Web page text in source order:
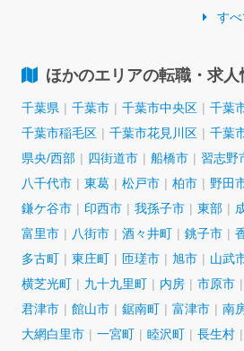
す
ほかのエリアの転職・求人
千葉県 千葉市 千葉市中央区
千葉
千葉市稲毛区
千葉市花見川区 千葉
県央/西部
四街道市 船橋市 習志野
八千代市
東葛 松戸市 柏市 野田
鎌ケ谷市
印西市 我孫子市 東部
富里市
八街市 酒々井町 銚子市
多古町
東庄町 匝瑳市 旭市 山武
横芝光町
九十九里町 内房 市原市
君津市
館山市 鋸南町 富津市 南
大網白里市
一宮町 睦沢町 長生村